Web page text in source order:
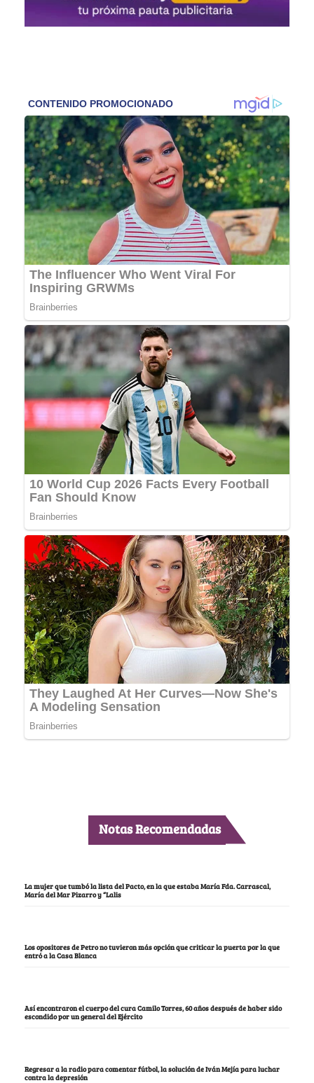
Notas Recomendadas
La mujer que tumbó la lista del Pacto, en la que estaba María Fda. Carrascal,
María del Mar Pizarro y “Lalis
Los opositores de Petro no tuvieron más opción que criticar la puerta por la que
entró a la Casa Blanca
Así encontraron el cuerpo del cura Camilo Torres, 60 años después de haber sido
escondido por un general del Ejército
Regresar a la radio para comentar fútbol, la solución de Iván Mejía para luchar
contra la depresión